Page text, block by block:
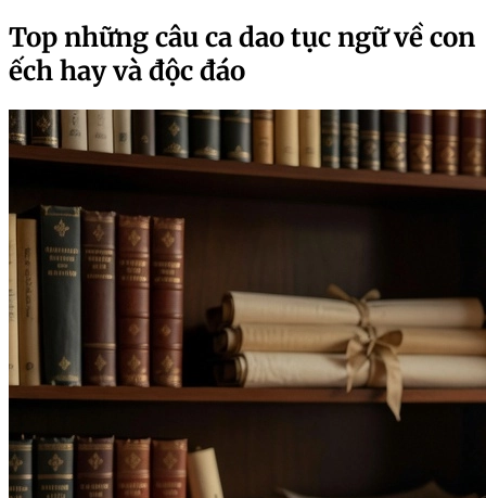
Top những câu ca dao tục ngữ về con
ếch hay và độc đáo